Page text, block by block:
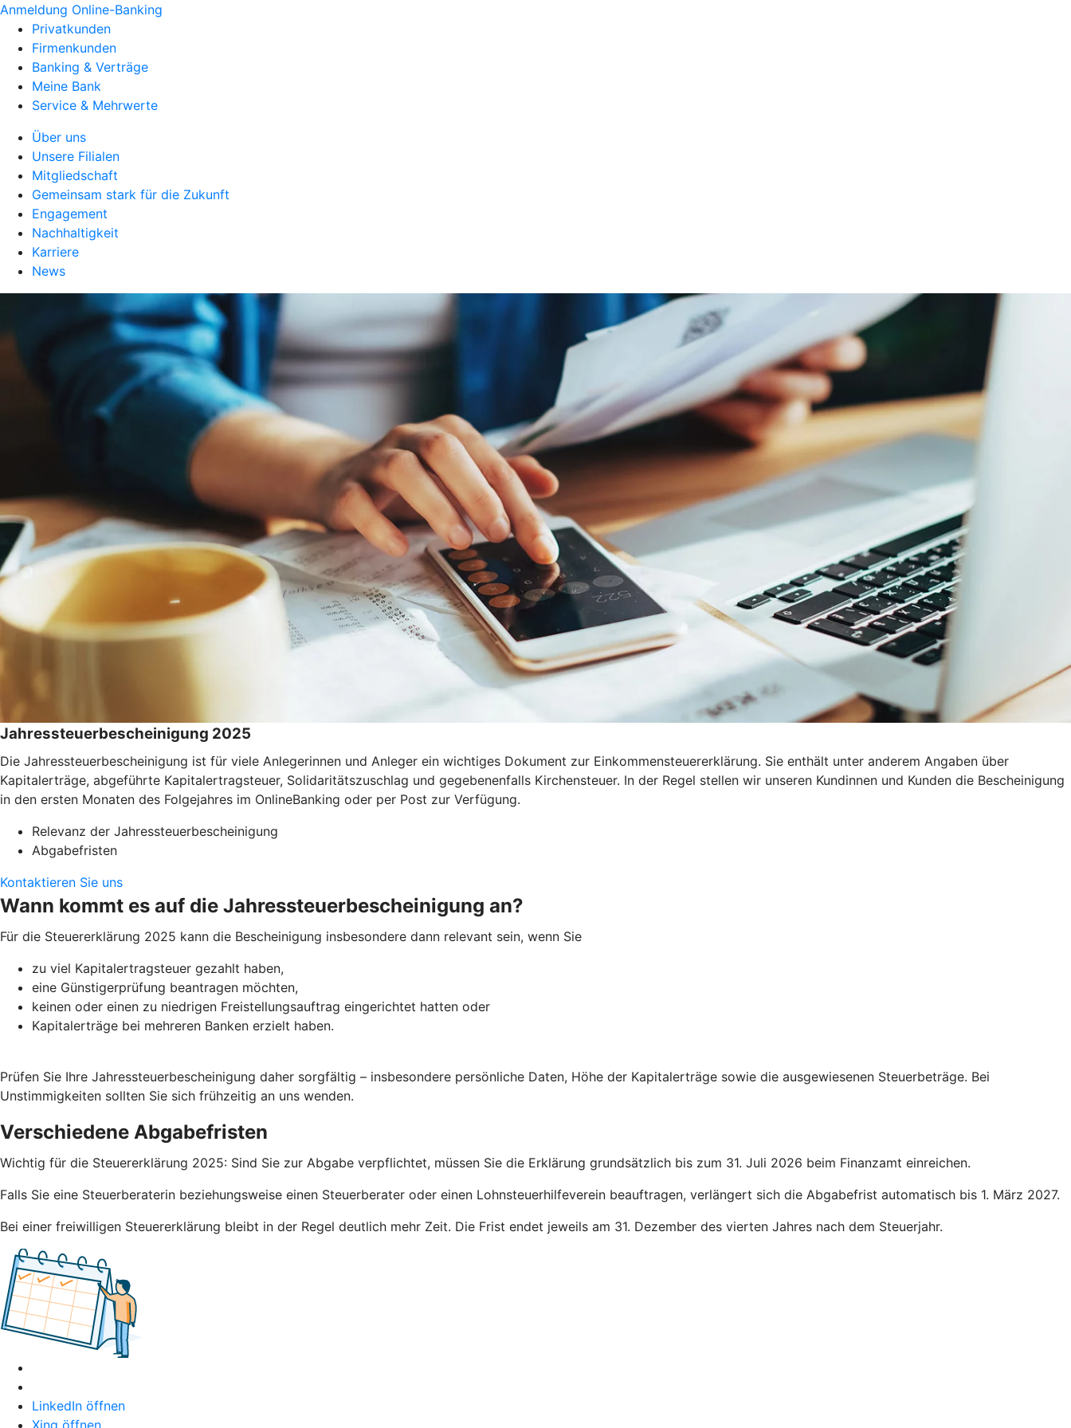
Anmeldung Online-Banking
Privatkunden
Firmenkunden
Banking & Verträge
Meine Bank
Service & Mehrwerte
Über uns
Unsere Filialen
Mitgliedschaft
Gemeinsam stark für die Zukunft
Engagement
Nachhaltigkeit
Karriere
News
Jahressteuerbescheinigung 2025
Die Jahressteuerbescheinigung ist für viele Anlegerinnen und Anleger ein wichtiges Dokument zur Einkommensteuererklärung. Sie enthält unter anderem Angaben über
Kapitalerträge, abgeführte Kapitalertragsteuer, Solidaritätszuschlag und gegebenenfalls Kirchensteuer. In der Regel stellen wir unseren Kundinnen und Kunden die Bescheinigung
in den ersten Monaten des Folgejahres im OnlineBanking oder per Post zur Verfügung.
Relevanz der Jahressteuerbescheinigung
Abgabefristen
Kontaktieren Sie uns
Wann kommt es auf die Jahressteuerbescheinigung an?
Für die Steuererklärung 2025 kann die Bescheinigung insbesondere dann relevant sein, wenn Sie
zu viel Kapitalertragsteuer gezahlt haben,
eine Günstigerprüfung beantragen möchten,
keinen oder einen zu niedrigen Freistellungsauftrag eingerichtet hatten oder
Kapitalerträge bei mehreren Banken erzielt haben.
Prüfen Sie Ihre Jahressteuerbescheinigung daher sorgfältig – insbesondere persönliche Daten, Höhe der Kapitalerträge sowie die ausgewiesenen Steuerbeträge. Bei
Unstimmigkeiten sollten Sie sich frühzeitig an uns wenden.
Verschiedene Abgabefristen
Wichtig für die Steuererklärung 2025: Sind Sie zur Abgabe verpflichtet, müssen Sie die Erklärung grundsätzlich bis zum 31. Juli 2026 beim Finanzamt einreichen.
Falls Sie eine Steuerberaterin beziehungsweise einen Steuerberater oder einen Lohnsteuerhilfeverein beauftragen, verlängert sich die Abgabefrist automatisch bis 1. März 2027.
Bei einer freiwilligen Steuererklärung bleibt in der Regel deutlich mehr Zeit. Die Frist endet jeweils am 31. Dezember des vierten Jahres nach dem Steuerjahr.
LinkedIn öffnen
Xing öffnen